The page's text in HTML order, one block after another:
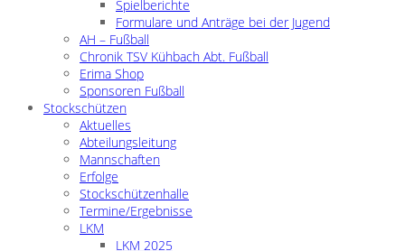
Spielberichte
Formulare und Anträge bei der Jugend
AH – Fußball
Chronik TSV Kühbach Abt. Fußball
Erima Shop
Sponsoren Fußball
Stockschützen
Aktuelles
Abteilungsleitung
Mannschaften
Erfolge
Stockschützenhalle
Termine/Ergebnisse
LKM
LKM 2025